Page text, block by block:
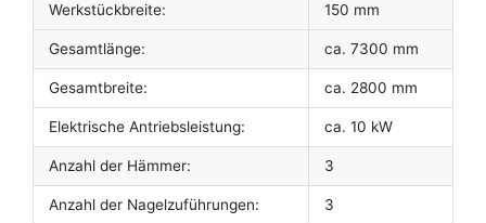
Werkstückbreite: 150 mm
Gesamtlänge: ca. 7300 mm
Gesamtbreite: ca. 2800 mm
Elektrische Antriebsleistung: ca. 10 kW
Anzahl der Hämmer: 3
Anzahl der Nagelzuführungen: 3